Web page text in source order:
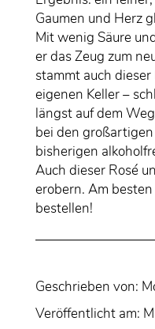
Gaumen und Herz
Mit wenig Säure
er das Zeug zum
stammt auch dieser
eigenen Keller –
längst auf dem
bei den
bisherigen
Auch dieser Rosé
erobern. Am
bestellen!
Geschrieben von:
Veröffentlicht am: